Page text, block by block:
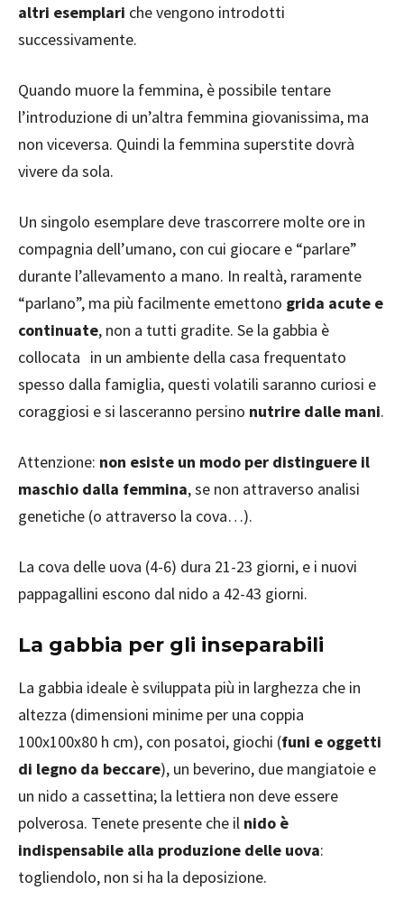
altri esemplari che vengono introdotti
successivamente.
Quando muore la femmina, è possibile tentare
l’introduzione di un’altra femmina giovanissima, ma
non viceversa. Quindi la femmina superstite dovrà
vivere da sola.
Un singolo esemplare deve trascorrere molte ore in
compagnia dell’umano, con cui giocare e “parlare”
durante l’allevamento a mano. In realtà, raramente
“parlano”, ma più facilmente emettono grida acute e
continuate, non a tutti gradite. Se la gabbia è
collocata in un ambiente della casa frequentato
spesso dalla famiglia, questi volatili saranno curiosi e
coraggiosi e si lasceranno persino nutrire dalle mani.
Attenzione: non esiste un modo per distinguere il
maschio dalla femmina, se non attraverso analisi
genetiche (o attraverso la cova…).
La cova delle uova (4-6) dura 21-23 giorni, e i nuovi
pappagallini escono dal nido a 42-43 giorni.
La gabbia per gli inseparabili
La gabbia ideale è sviluppata più in larghezza che in
altezza (dimensioni minime per una coppia
100x100x80 h cm), con posatoi, giochi (funi e oggetti
di legno da beccare), un beverino, due mangiatoie e
un nido a cassettina; la lettiera non deve essere
polverosa. Tenete presente che il nido è
indispensabile alla produzione delle uova:
togliendolo, non si ha la deposizione.